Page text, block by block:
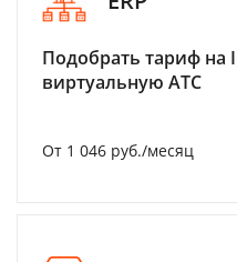
Подобрать тариф на
виртуальную АТС
От 1 046 руб./месяц